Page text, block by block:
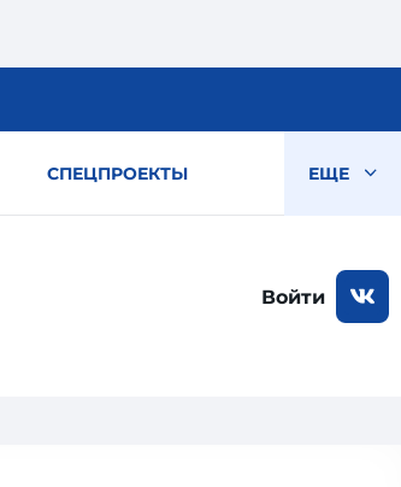
СПЕЦПРОЕКТЫ ЕЩЕ
Войти